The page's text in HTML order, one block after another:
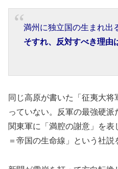
満州に独立国の生まれ出
そすれ、反対すべき理由
同じ高原が書いた「征夷大
っていない。反軍の最強硬
関東軍に「満腔の謝意」を
＝帝国の生命線」という社説